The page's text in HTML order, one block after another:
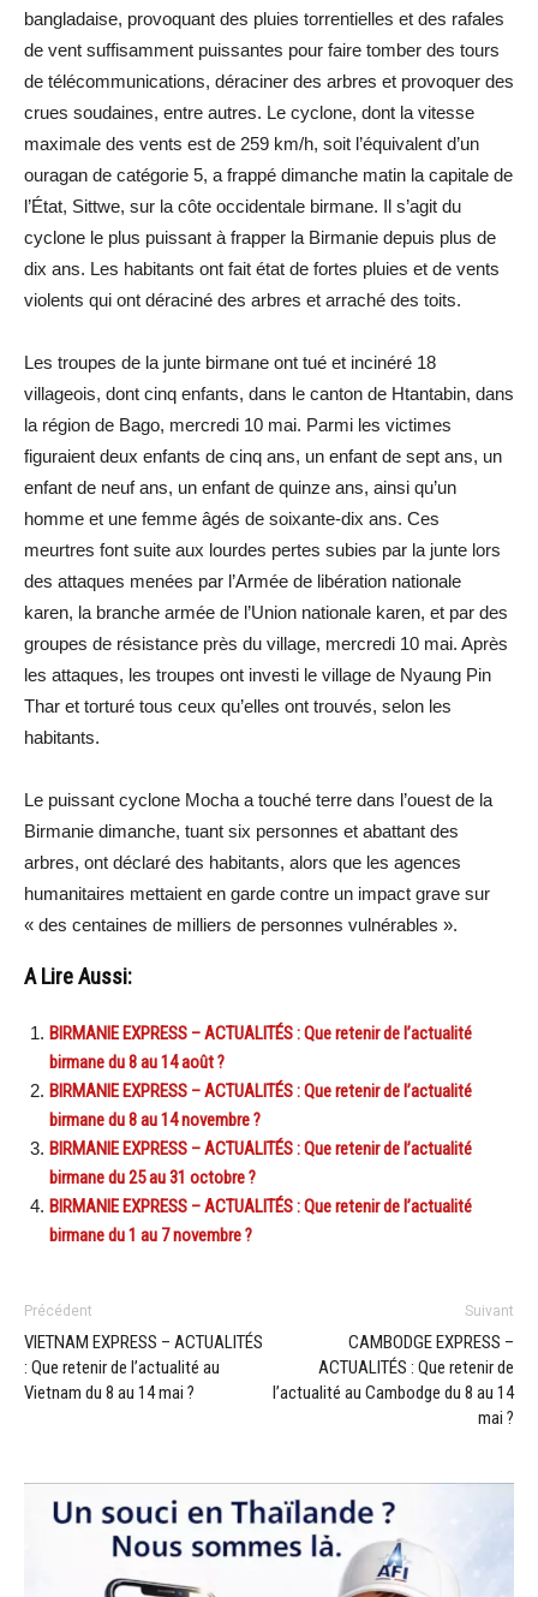
bangladaise, provoquant des pluies torrentielles et des rafales
de vent suffisamment puissantes pour faire tomber des tours
de télécommunications, déraciner des arbres et provoquer des
crues soudaines, entre autres. Le cyclone, dont la vitesse
maximale des vents est de 259 km/h, soit l’équivalent d’un
ouragan de catégorie 5, a frappé dimanche matin la capitale de
l’État, Sittwe, sur la côte occidentale birmane. Il s’agit du
cyclone le plus puissant à frapper la Birmanie depuis plus de
dix ans. Les habitants ont fait état de fortes pluies et de vents
violents qui ont déraciné des arbres et arraché des toits.
Les troupes de la junte birmane ont tué et incinéré 18
villageois, dont cinq enfants, dans le canton de Htantabin, dans
la région de Bago, mercredi 10 mai. Parmi les victimes
figuraient deux enfants de cinq ans, un enfant de sept ans, un
enfant de neuf ans, un enfant de quinze ans, ainsi qu’un
homme et une femme âgés de soixante-dix ans. Ces
meurtres font suite aux lourdes pertes subies par la junte lors
des attaques menées par l’Armée de libération nationale
karen, la branche armée de l’Union nationale karen, et par des
groupes de résistance près du village, mercredi 10 mai. Après
les attaques, les troupes ont investi le village de Nyaung Pin
Thar et torturé tous ceux qu’elles ont trouvés, selon les
habitants.
Le puissant cyclone Mocha a touché terre dans l’ouest de la
Birmanie dimanche, tuant six personnes et abattant des
arbres, ont déclaré des habitants, alors que les agences
humanitaires mettaient en garde contre un impact grave sur
« des centaines de milliers de personnes vulnérables ».
A Lire Aussi:
BIRMANIE EXPRESS – ACTUALITÉS : Que retenir de l’actualité
birmane du 8 au 14 août ?
BIRMANIE EXPRESS – ACTUALITÉS : Que retenir de l’actualité
birmane du 8 au 14 novembre ?
BIRMANIE EXPRESS – ACTUALITÉS : Que retenir de l’actualité
birmane du 25 au 31 octobre ?
BIRMANIE EXPRESS – ACTUALITÉS : Que retenir de l’actualité
birmane du 1 au 7 novembre ?
Précédent
VIETNAM EXPRESS – ACTUALITÉS
: Que retenir de l’actualité au
Vietnam du 8 au 14 mai ?
Suivant
CAMBODGE EXPRESS –
ACTUALITÉS : Que retenir de
l’actualité au Cambodge du 8 au 14
mai ?